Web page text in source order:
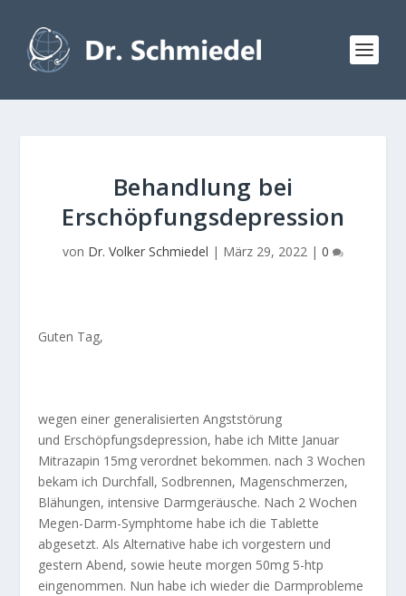
Behandlung bei
Erschöpfungsdepression
von Dr. Volker Schmiedel | März 29, 2022 | 0
Guten Tag,
wegen einer generalisierten Angststörung
und Erschöpfungsdepression, habe ich Mitte Januar
Mitrazapin 15mg verordnet bekommen. nach 3 Wochen
bekam ich Durchfall, Sodbrennen, Magenschmerzen,
Blähungen, intensive Darmgeräusche. Nach 2 Wochen
Megen-Darm-Symphtome habe ich die Tablette
abgesetzt. Als Alternative habe ich vorgestern und
gestern Abend, sowie heute morgen 50mg 5-htp
eingenommen. Nun habe ich wieder die Darmprobleme